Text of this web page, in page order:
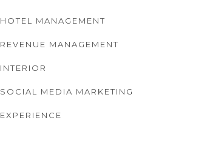
HOTEL MANAGEMENT
REVENUE MANAGEMENT
INTERIOR
SOCIAL MEDIA MARKETING
EXPERIENCE